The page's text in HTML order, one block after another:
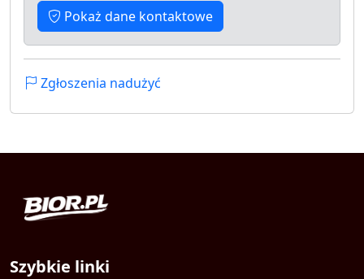
Pokaż dane kontaktowe
Zgłoszenia nadużyć
Szybkie linki